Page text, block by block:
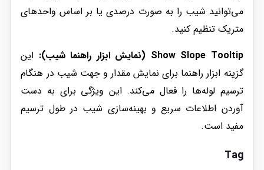
می‌توانید شیب را به صورت درصدی یا بر اساس واحدهای
متریک تنظیم کنید.
Show Slope Tooltip (نمایش ابزار راهنما شیب):
این
گزینه ابزار راهنما برای نمایش مقدار و جهت شیب در هنگام
ترسیم لوله‌ها را فعال می‌کند. این ویژگی برای به دست
آوردن اطلاعات سریع و بهینه‌سازی شیب در طول ترسیم
مفید است.
Tag